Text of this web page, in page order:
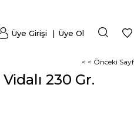
Üye Girişi Üye Ol
< < Önceki
230 Gr.